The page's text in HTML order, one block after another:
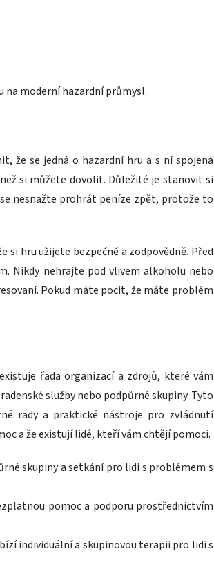
moderní hazardní průmysl.
že se jedná o hazardní hru a s ní spojená
si můžete dovolit. Důležité je stanovit si
nesnažte prohrát peníze zpět, protože to
hru užijete bezpečně a zodpovědně. Před
Nikdy nehrajte pod vlivem alkoholu nebo
Pokud máte pocit, že máte problém
řada organizací a zdrojů, které vám
služby nebo podpůrné skupiny. Tyto
rady a praktické nástroje pro zvládnutí
a že existují lidé, kteří vám chtějí pomoci.
skupiny a setkání pro lidi s problémem s
pomoc a podporu prostřednictvím
individuální a skupinovou terapii pro lidi s